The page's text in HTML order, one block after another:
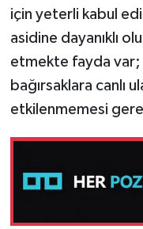
için yeterli kabul
asidine dayanıklı
etmekte fayda
bağırsaklara canlı
etkilenmemesi